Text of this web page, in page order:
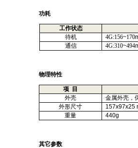
功耗
工作状态
待机
4G:156~170
通信
4G:310~494
物理特性
项
目
外壳
金属外壳，
外形尺寸
157x97x25
重量
440g
其它参数